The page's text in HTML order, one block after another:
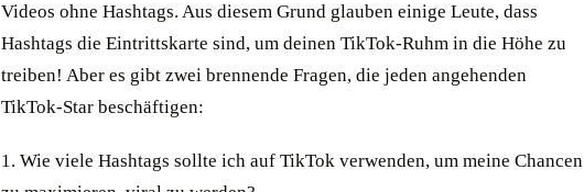
Videos ohne Hashtags. Aus diesem Grund glauben einige Leute, dass
Hashtags die Eintrittskarte sind, um deinen TikTok-Ruhm in die Höhe zu
treiben! Aber es gibt zwei brennende Fragen, die jeden angehenden
TikTok-Star beschäftigen:
1. Wie viele Hashtags sollte ich auf TikTok verwenden, um meine Chancen